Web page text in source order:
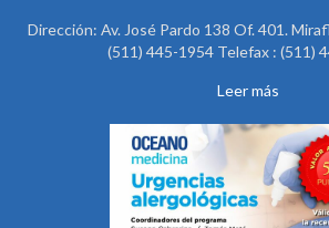
Dirección: Av. José Pardo 138 Of. 401.
(511) 445-1954 Telefax : (511)
Leer más